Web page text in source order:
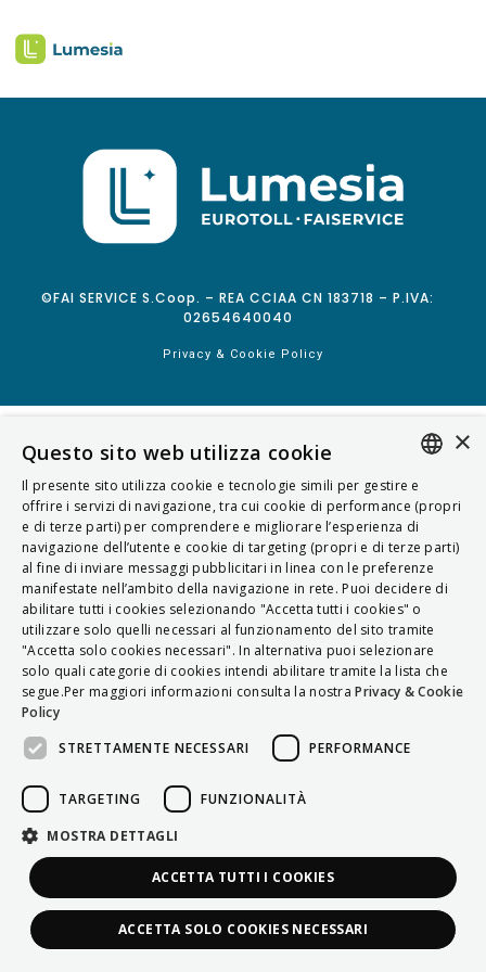
©FAI SERVICE S.Coop. – REA CCIAA CN 183718 – P.IVA:
02654640040
Privacy & Cookie Policy
ITALIAN
ENGLISH
FRENCH
HUNGARIAN
DEUTSCH
POLSKI
PORTUGUÊS
×
Questo sito web utilizza cookie
Il presente sito utilizza cookie e tecnologie simili per gestire e
offrire i servizi di navigazione, tra cui cookie di performance (propri
e di terze parti) per comprendere e migliorare l’esperienza di
navigazione dell’utente e cookie di targeting (propri e di terze parti)
al fine di inviare messaggi pubblicitari in linea con le preferenze
manifestate nell’ambito della navigazione in rete. Puoi decidere di
abilitare tutti i cookies selezionando "Accetta tutti i cookies" o
utilizzare solo quelli necessari al funzionamento del sito tramite
"Accetta solo cookies necessari". In alternativa puoi selezionare
solo quali categorie di cookies intendi abilitare tramite la lista che
segue.Per maggiori informazioni consulta la nostra Privacy & Cookie
Policy
STRETTAMENTE NECESSARI
PERFORMANCE
TARGETING FUNZIONALITÀ
MOSTRA DETTAGLI
ACCETTA TUTTI I COOKIES
ACCETTA SOLO COOKIES NECESSARI